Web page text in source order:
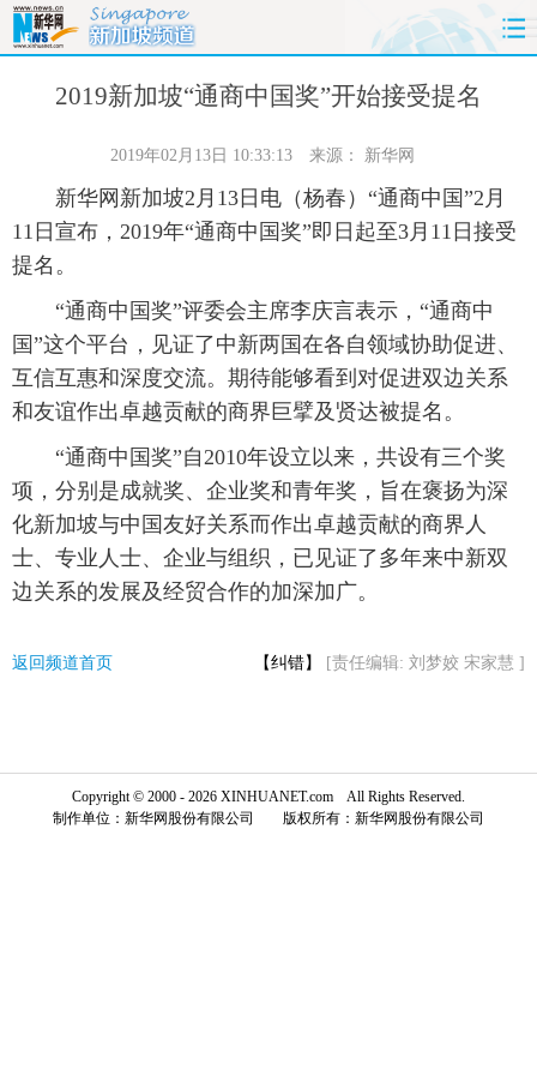
首页 时政 国际 财经
体育 人事
时尚 思客 地方 法治
港澳
科技 能源 房产 公司
图片 视频 彩票 食品
旅游 健康 信息化 数据
金融 公益 军事 无人机
富媒体 摄影
2019新加坡“通商中国奖”开始接受提名
2019年02月13日 10:33:13 来源： 新华网
新华网新加坡2月13日电（杨春）“通商中国”2月
11日宣布，2019年“通商中国奖”即日起至3月11日接受
提名。
“通商中国奖”评委会主席李庆言表示，“通商中
国”这个平台，见证了中新两国在各自领域协助促进、
互信互惠和深度交流。期待能够看到对促进双边关系
和友谊作出卓越贡献的商界巨擘及贤达被提名。
“通商中国奖”自2010年设立以来，共设有三个奖
项，分别是成就奖、企业奖和青年奖，旨在褒扬为深
化新加坡与中国友好关系而作出卓越贡献的商界人
士、专业人士、企业与组织，已见证了多年来中新双
边关系的发展及经贸合作的加深加广。
返回频道首页 【纠错】 [责任编辑: 刘梦姣 宋家慧 ]
Copyright © 2000 - 2026 XINHUANET.com All Rights Reserved.
制作单位：新华网股份有限公司 版权所有：新华网股份有限公司